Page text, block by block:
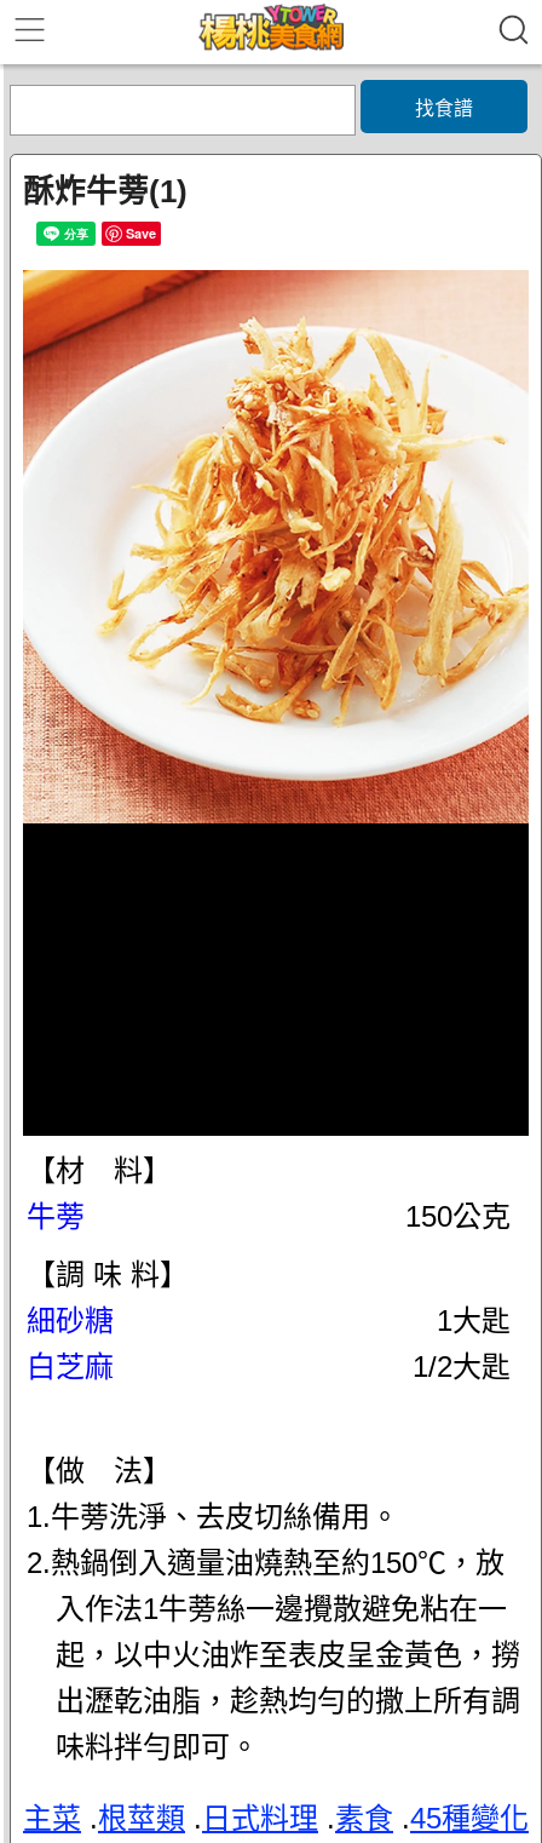
找食譜
酥炸牛蒡(1)
Save
【材 料】
牛蒡
150公克
【調 味 料】
細砂糖
1大匙
白芝麻
1/2大匙
【做 法】
1.牛蒡洗淨、去皮切絲備用。
2.熱鍋倒入適量油燒熱至約150℃，放
入作法1牛蒡絲一邊攪散避免粘在一
起，以中火油炸至表皮呈金黃色，撈
出瀝乾油脂，趁熱均勻的撒上所有調
味料拌勻即可。
主菜 .根莖類 . 日式料理 .素食 .45種變化